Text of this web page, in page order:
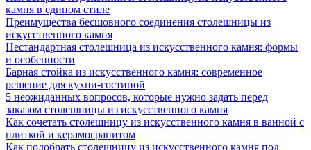
камня в едином стиле
Преимущества бесшовного соединения столешницы из
искусственного камня
Нестандартная столешница из искусственного камня: формы
и особенности
Барная стойка из искусственного камня: современное
решение для кухни-гостиной
5 неожиданных вопросов, которые нужно задать перед
заказом столешницы из искусственного камня
Как сочетать столешницу из искусственного камня в ванной с
плиткой и керамогранитом
Как подобрать столешницу из искусственного камня под